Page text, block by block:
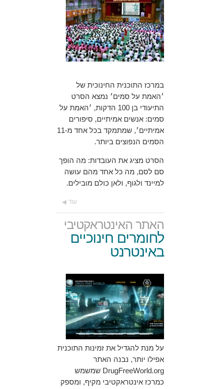
במרכז התוכנית החינוכית של
׳האמת על סמים׳ נמצא הסרט
התיעודי בן 100 הדקות, ׳האמת על
סמים: אנשים אמיתיים, סיפורים
אמיתיים׳, שמתמקד בכל אחד מ-11
הסמים הנפוצים ביותר.
הסרט מציג את העובדות: מה הופך
סם לסם, מה כל אחד מהם עושה
למיינד ולגוף, ולאן כולם מובילים.
עוד
האתר האינטראקטיבי
לחומרים חינוכיים
באינטרנט
על מנת להגדיל את זמינות התוכנית
אפילו יותר, נבנה האתר
DrugFreeWorld.org שמשמש
כמרכז אינטראקטיבי מקיף, ומספק